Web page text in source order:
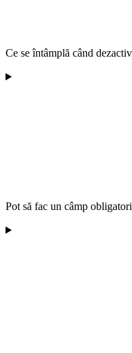
Ce se întâmplă când
Pot să fac un câmp